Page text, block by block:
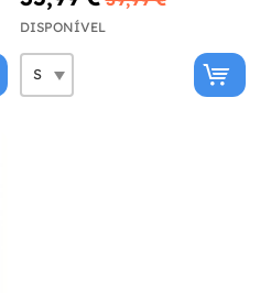
DISPONÍVEL